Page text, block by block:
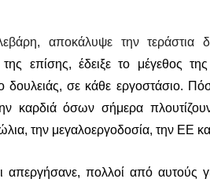
αποκάλυψε την τεράστια
της επίσης, έδειξε το μέγεθος
σε κάθε εργοστάσιο.
καρδιά όσων σήμερα
την μεγαλοεργοδοσία, την ΕΕ
απεργήσανε, πολλοί από